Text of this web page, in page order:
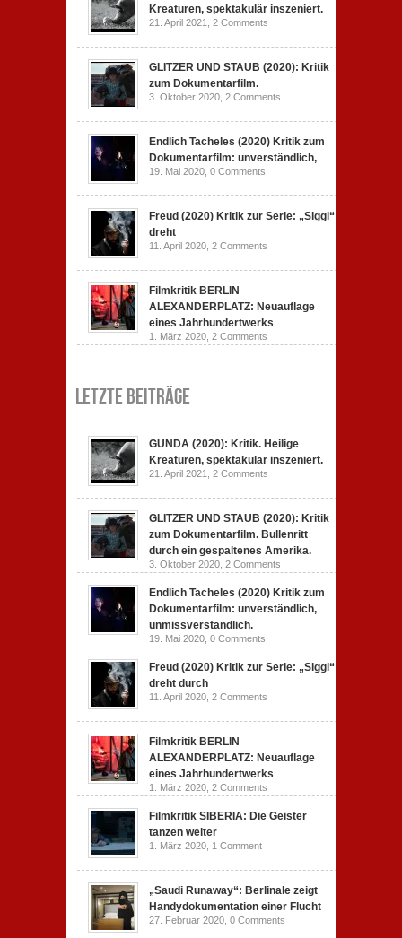
Kreaturen, spektakulär inszeniert.
21. April 2021, 2 Comments
GLITZER UND STAUB (2020): Kritik
zum Dokumentarfilm.
3. Oktober 2020, 2 Comments
Endlich Tacheles (2020) Kritik zum
Dokumentarfilm: unverständlich,
19. Mai 2020, 0 Comments
Freud (2020) Kritik zur Serie: „Siggi“
dreht
11. April 2020, 2 Comments
Filmkritik BERLIN
ALEXANDERPLATZ: Neuauflage
eines Jahrhundertwerks
1. März 2020, 2 Comments
Letzte Beiträge
GUNDA (2020): Kritik. Heilige
Kreaturen, spektakulär inszeniert.
21. April 2021, 2 Comments
GLITZER UND STAUB (2020): Kritik
zum Dokumentarfilm. Bullenritt
durch ein gespaltenes Amerika.
3. Oktober 2020, 2 Comments
Endlich Tacheles (2020) Kritik zum
Dokumentarfilm: unverständlich,
unmissverständlich.
19. Mai 2020, 0 Comments
Freud (2020) Kritik zur Serie: „Siggi“
dreht durch
11. April 2020, 2 Comments
Filmkritik BERLIN
ALEXANDERPLATZ: Neuauflage
eines Jahrhundertwerks
1. März 2020, 2 Comments
Filmkritik SIBERIA: Die Geister
tanzen weiter
1. März 2020, 1 Comment
„Saudi Runaway“: Berlinale zeigt
Handydokumentation einer Flucht
27. Februar 2020, 0 Comments